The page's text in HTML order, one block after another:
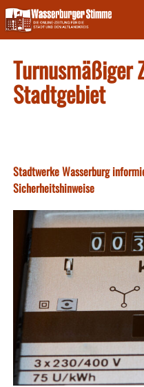
Skip
to
content
Turnusmäßiger
Stadtgebiet
Stadtwerke Wasserburg
Sicherheitshinweise